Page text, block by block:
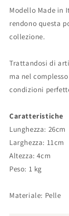
Modello Made in
rendono questa
collezione.
Trattandosi di
ma nel
condizioni
Caratteristiche
Lunghezza: 26cm
Larghezza: 11cm
Altezza: 4cm
Peso: 1 kg
Materiale: Pelle